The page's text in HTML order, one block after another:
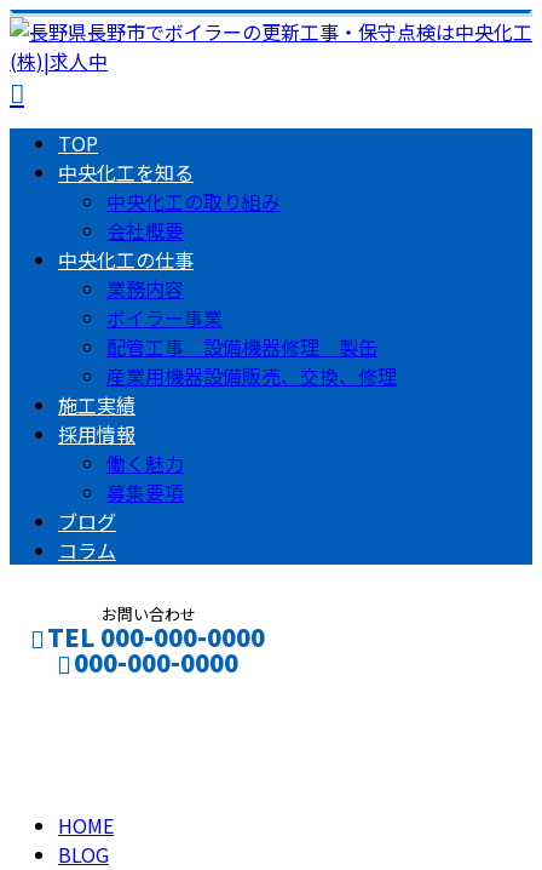
TOP
中央化工を知る
中央化工の取り組み
会社概要
中央化工の仕事
業務内容
ボイラー事業
配管工事 設備機器修理 製缶
産業用機器設備販売、交換、修理
施工実績
採用情報
働く魅力
募集要項
ブログ
コラム
お問い合わせ
TEL 000-000-0000
000-000-0000
HOME
BLOG